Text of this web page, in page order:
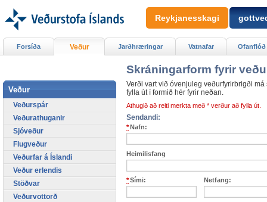
Skráningarform fyrir
Verði vart við óvenjuleg veðurfyrirbrigði
fylla út í formið hér fyrir neðan.
Athugið að reiti merkta með * verður að fylla út.
Sendandi:
*Nafn:
Heimilisfang
*Sími: Netfang:
Forsíða Veður Jarðhræringar Vatnafar Ofanflóð
Veður
Veðurspár
Veðurathuganir
Sjóveður
Flugveður
Veðurfar á Íslandi
Veður erlendis
Stöðvar
Veðurvottorð
Reykjanesskagi